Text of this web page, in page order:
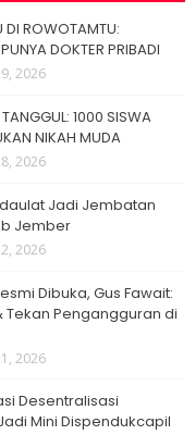
DI ROWOTAMTU:
DOKTER PRIBADI
2026
1000 SISWA
NIKAH MUDA
2026
Jadi Jembatan
Jember
2026
Dibuka, Gus Fawait:
Pengangguran di
2026
Desentralisasi
Mini Dispendukcapil